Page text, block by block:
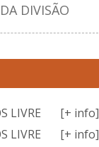
DIVISÃO
LIVRE
[+ info]
LIVRE
[+ info]